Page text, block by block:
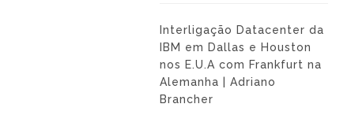
Interligação Datacenter da
IBM em Dallas e Houston
nos E.U.A com Frankfurt na
Alemanha | Adriano
Brancher